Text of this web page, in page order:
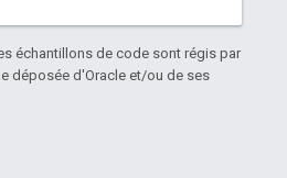
échantillons de code sont régis par
déposée d'Oracle et/ou de ses